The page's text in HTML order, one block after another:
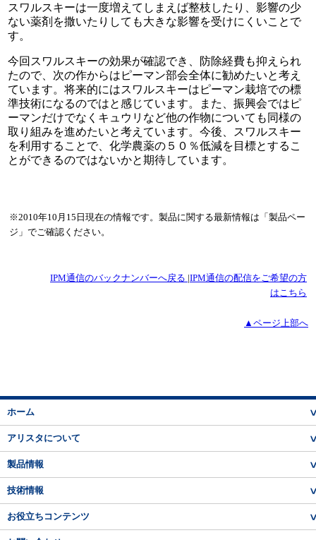
スワルスキーは一度増えてしまえば整枝したり、影響の少
ない薬剤を撒いたりしても大きな影響を受けにくいことで
す。
今回スワルスキーの効果が確認でき、防除経費も抑えられ
たので、次の作からはピーマン部会全体に勧めたいと考え
ています。将来的にはスワルスキーはピーマン栽培での標
準技術になるのではと感じています。また、振興会ではピ
ーマンだけでなくキュウリなど他の作物についても同様の
取り組みを進めたいと考えています。今後、スワルスキー
を利用することで、化学農薬の５０％低減を目標とするこ
とができるのではないかと期待しています。
※2010年10月15日現在の情報です。製品に関する最新情報は「製品ペー
ジ」でご確認ください。
IPM通信のバックナンバーへ戻る |IPM通信の配信をご希望の方
はこちら
▲ページ上部へ
ホーム
アリスタについて
製品情報
技術情報
お役立ちコンテンツ